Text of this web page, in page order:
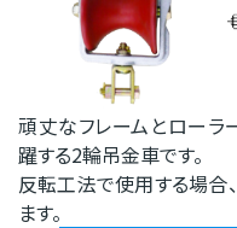
頑丈なフレームとローラ
躍する2輪吊金車です。
反転工法で使用する場合
ます。